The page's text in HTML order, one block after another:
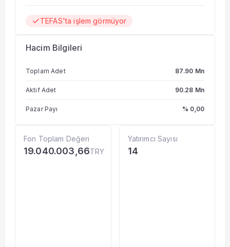
TEFAS'ta işlem görmüyor
Hacim Bilgileri
Toplam Adet 87.90 Mn
Aktif Adet 90.28 Mn
Pazar Payı % 0,00
Fon Toplam Değeri
19.040.003,66TRY
Yatırımcı Sayısı
14